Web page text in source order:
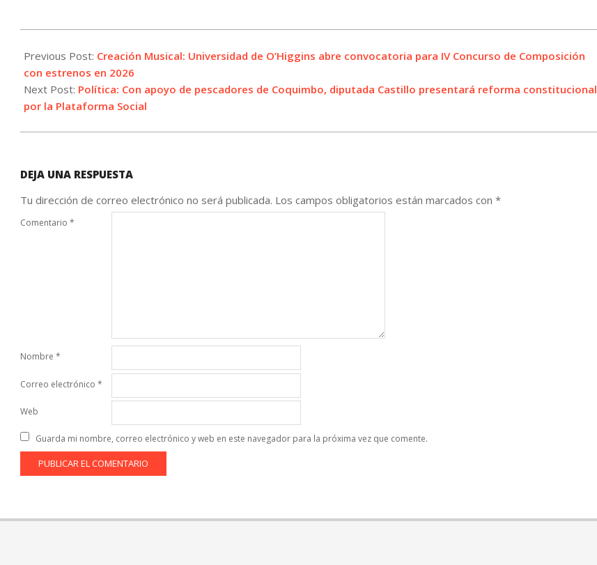
06-
30
Previous Post: Creación Musical: Universidad de O’Higgins abre convocatoria para IV Concurso de Composición
con estrenos en 2026
Next Post: Política: Con apoyo de pescadores de Coquimbo, diputada Castillo presentará reforma constitucional
por la Plataforma Social
DEJA UNA RESPUESTA
Tu dirección de correo electrónico no será publicada. Los campos obligatorios están marcados con *
Comentario *
Nombre *
Correo electrónico *
Web
Guarda mi nombre, correo electrónico y web en este navegador para la próxima vez que comente.